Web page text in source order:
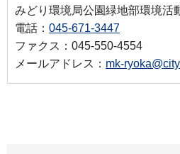
みどり環境局公園緑地部環境活
電話： 045-671-3447
ファクス：045-550-4554
メールアドレス： mk-